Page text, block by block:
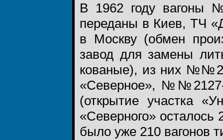
В 1962 году вагоны
переданы в Киев, ТЧ
в Москву (обмен
завод для замены
кованые), из них
«Северное»,
(открытие участка
«Северного» осталось
было уже 210 вагонов